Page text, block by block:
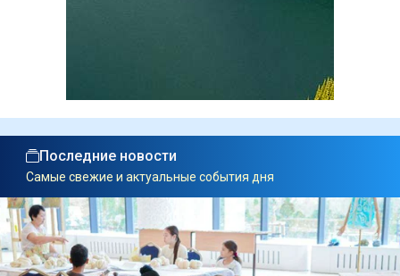
Последние новости
Самые свежие и актуальные события дня